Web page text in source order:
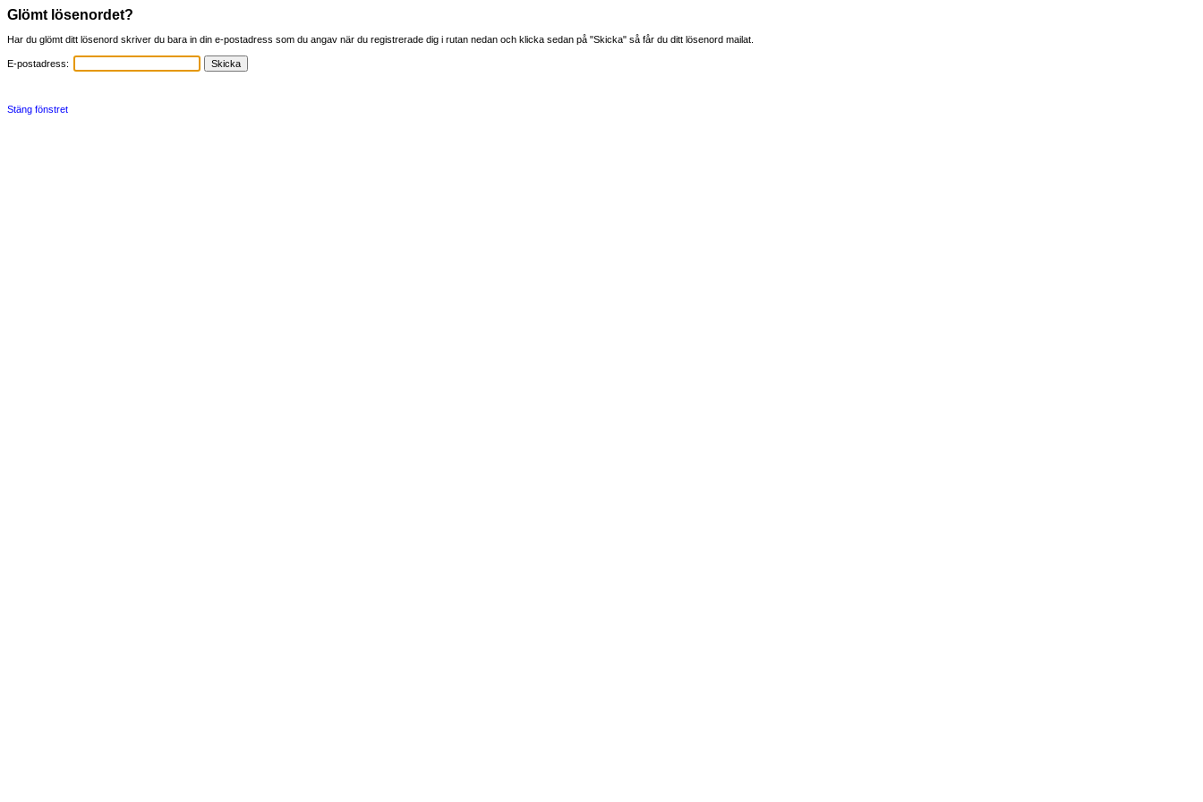
Glömt lösenordet?
Har du glömt ditt lösenord skriver du bara in din e-postadress som du angav när du registrerade dig i rutan nedan och klicka sedan på "Skicka" så får du ditt lösenord mailat.
E-postadress:
Stäng fönstret